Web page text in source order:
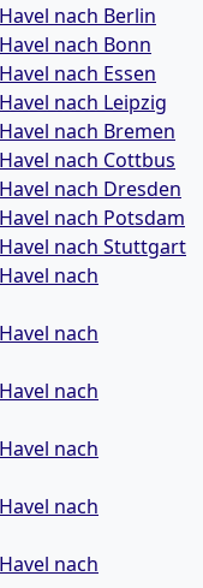
nach Berlin
nach Bonn
nach Essen
nach Leipzig
nach Bremen
nach Cottbus
nach Dresden
nach Potsdam
nach Stuttgart
nach
nach
nach
nach
nach
nach